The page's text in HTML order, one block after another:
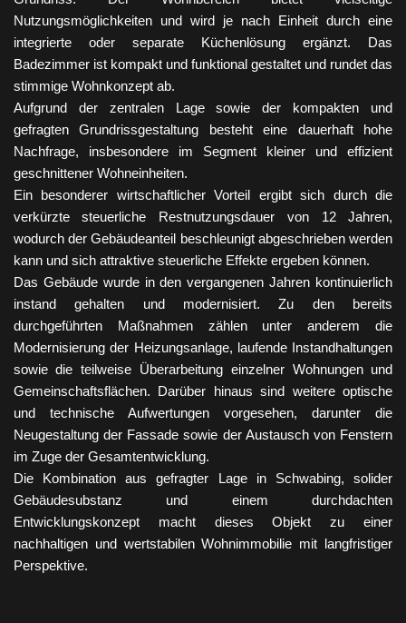
Nutzungsmöglichkeiten und wird je nach Einheit durch eine
integrierte oder separate Küchenlösung ergänzt. Das
Badezimmer ist kompakt und funktional gestaltet und rundet das
stimmige Wohnkonzept ab.
Aufgrund der zentralen Lage sowie der kompakten und
gefragten Grundrissgestaltung besteht eine dauerhaft hohe
Nachfrage, insbesondere im Segment kleiner und effizient
geschnittener Wohneinheiten.
Ein besonderer wirtschaftlicher Vorteil ergibt sich durch die
verkürzte steuerliche Restnutzungsdauer von 12 Jahren,
wodurch der Gebäudeanteil beschleunigt abgeschrieben werden
kann und sich attraktive steuerliche Effekte ergeben können.
Das Gebäude wurde in den vergangenen Jahren kontinuierlich
instand gehalten und modernisiert. Zu den bereits
durchgeführten Maßnahmen zählen unter anderem die
Modernisierung der Heizungsanlage, laufende Instandhaltungen
sowie die teilweise Überarbeitung einzelner Wohnungen und
Gemeinschaftsflächen. Darüber hinaus sind weitere optische
und technische Aufwertungen vorgesehen, darunter die
Neugestaltung der Fassade sowie der Austausch von Fenstern
im Zuge der Gesamtentwicklung.
Die Kombination aus gefragter Lage in Schwabing, solider
Gebäudesubstanz und einem durchdachten
Entwicklungskonzept macht dieses Objekt zu einer
nachhaltigen und wertstabilen Wohnimmobilie mit langfristiger
Perspektive.